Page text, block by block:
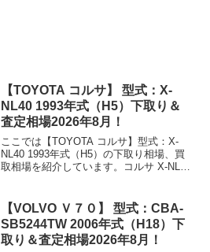
【TOYOTA コルサ】 型式：X-
NL40 1993年式（H5）下取り＆
査定相場2026年8月！
ここでは【TOYOTA コルサ】型式：X-
NL40 1993年式（H5）の下取り相場、買
取相場を紹介しています。コルサ X-NL40
相場：マイナス1万円～11...
【VOLVO Ｖ７０】 型式：CBA-
SB5244TW 2006年式（H18）下
取り＆査定相場2026年8月！